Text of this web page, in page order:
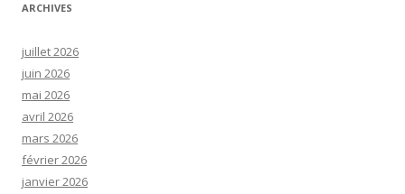
ARCHIVES
juillet 2026
juin 2026
mai 2026
avril 2026
mars 2026
février 2026
janvier 2026